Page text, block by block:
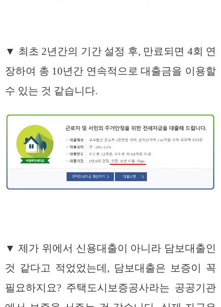
▼ 최초 2년간의 기간 설정 후, 만료되면 4회 연
장하여 총 10년간 연속적으로 대출금을 이용할
수 있는 것 같습니다.
▼ 제가 위에서 신용대출이 아니라 담보대출인
것 같다고 적었었는데, 담보대출은 보증이 꼭
필요하지요? 주택도시보증공사라는 공공기관